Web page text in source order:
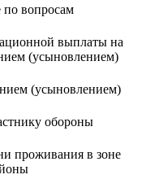
по вопросам
выплаты на
(усыновлением)
(усыновлением)
обороны
проживания в зоне